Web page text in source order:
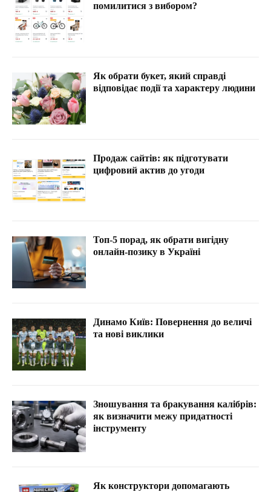
помилитися з вибором?
Як обрати букет, який справді
відповідає події та характеру людини
Продаж сайтів: як підготувати
цифровий актив до угоди
Топ-5 порад, як обрати вигідну
онлайн-позику в Україні
Динамо Київ: Повернення до величі
та нові виклики
Зношування та бракування калібрів:
як визначити межу придатності
інструменту
Як конструктори допомагають